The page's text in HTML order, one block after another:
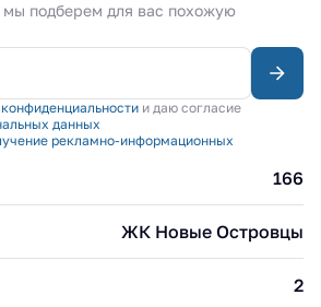
мы подберем для вас похожую
и даю согласие
данных
рекламно-информационных
166
ЖК Новые Островцы
2